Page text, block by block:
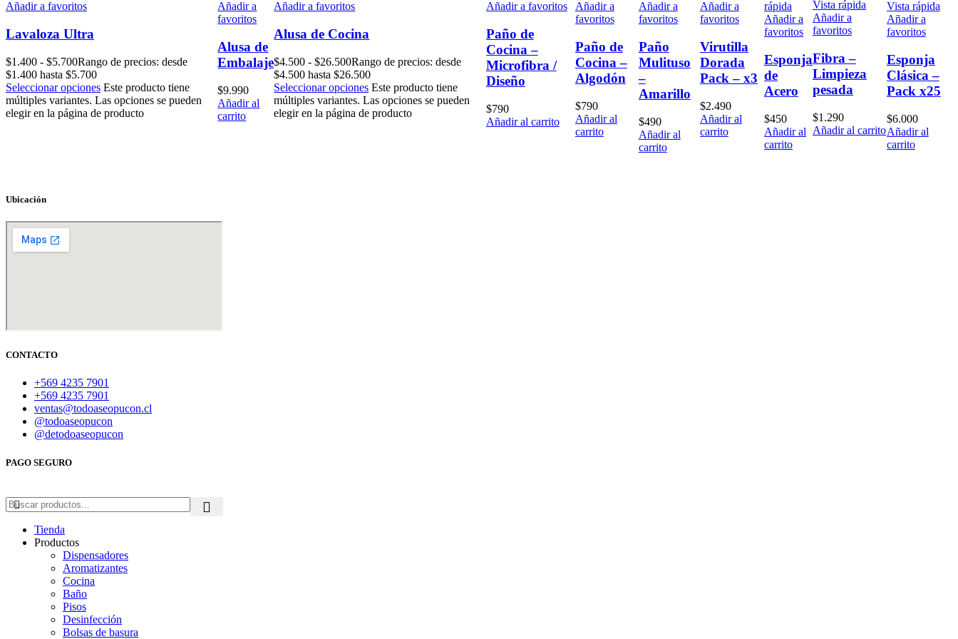
Añadir a favoritos
Lavaloza Ultra
$1.400 - $5.700Rango de precios: desde
$1.400 hasta $5.700
Seleccionar opciones Este producto tiene
múltiples variantes. Las opciones se pueden
elegir en la página de producto
Añadir a
favoritos
Alusa de
Embalaje
$9.990
Añadir al
carrito
Añadir a favoritos
Alusa de Cocina
$4.500 - $26.500Rango de precios: desde
$4.500 hasta $26.500
Seleccionar opciones Este producto tiene
múltiples variantes. Las opciones se pueden
elegir en la página de producto
Añadir a favoritos
Paño de
Cocina –
Microfibra /
Diseño
$790
Añadir al carrito
Añadir a
favoritos
Paño de
Cocina –
Algodón
$790
Añadir al
carrito
Añadir a
favoritos
Paño
Mulituso
–
Amarillo
$490
Añadir al
carrito
Añadir a
favoritos
Virutilla
Dorada
Pack – x3
$2.490
Añadir al
carrito
rápida
Añadir a
favoritos
Esponja
de
Acero
$450
Añadir al
carrito
Vista rápida
Añadir a
favoritos
Fibra –
Limpieza
pesada
$1.290
Añadir al carrito
Vista rápida
Añadir a
favoritos
Esponja
Clásica –
Pack x25
$6.000
Añadir al
carrito
Ubicación
CONTACTO
+569 4235 7901
+569 4235 7901
ventas@todoaseopucon.cl
@todoaseopucon
@detodoaseopucon
PAGO SEGURO
Tienda
Productos
Dispensadores
Aromatizantes
Cocina
Baño
Pisos
Desinfección
Bolsas de basura